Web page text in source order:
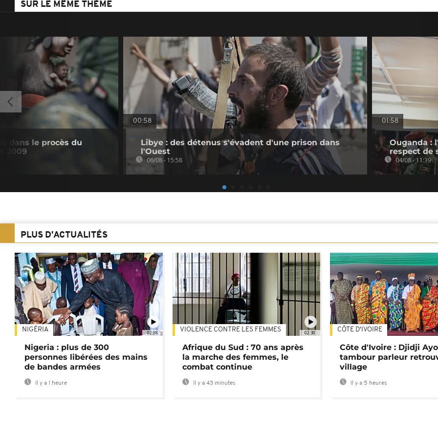
SUR LE MÊME THÈME
dans le procès du
2009
00:58
Libye : des détenus s'évadent d'une prison dans
l'Ouest
06/08 - 15:58
01:58
Ouganda :
respect de
04/08 - 11:39
PLUS D'ACTUALITÉS
02:08
NIGÉRIA
Nigeria : plus de 300
personnes libérées des mains
de bandes armées
Il y a 1 heure
02:30
VIOLENCE CONTRE LES FEMMES
Afrique du Sud : 70 ans après
la marche des femmes, le
combat continue
Il y a 43 minutes
CÔTE D'IVOIRE
Côte d'Ivoire : Djidji
tambour parleur
village
Il y a 5 heures